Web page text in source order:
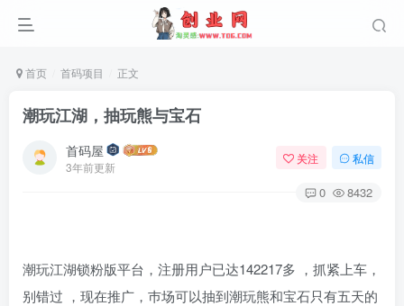
首页 首码项目 正文
潮玩江湖，抽玩熊与宝石
首码屋
3年前更新
关注 私信
0 8432
潮玩江湖锁粉版平台，注册用户已达142217多 ，抓紧上车，
别错过 ，现在推广，巿场可以抽到潮玩熊和宝石只有五天的